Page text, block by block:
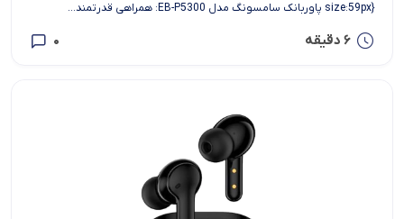
size:59px} پاوربانک سامسونگ مدل EB-P5300: همراهی قدرتمند...
6 دقیقه 0